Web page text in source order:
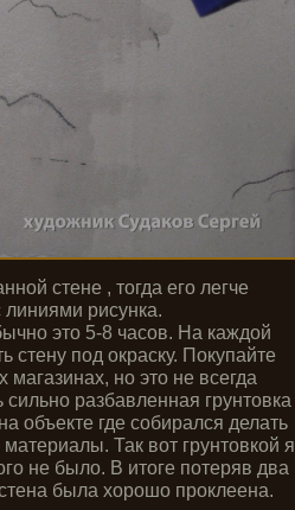
стене , тогда его легче
линиями рисунка.
это 5-8 часов. На каждой
стену под окраску. Покупайте
но это не всегда
разбавленная грунтовка
объекте где собирался делать
Так вот грунтовкой я
не было. В итоге потеряв два
была хорошо проклеена.